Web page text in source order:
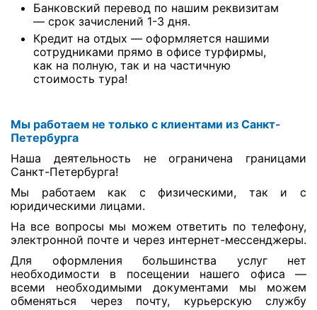
Банковский перевод по нашим реквизитам
— срок зачислений 1-3 дня.
Кредит на отдых — оформляется нашими
сотрудниками прямо в офисе турфирмы,
как на полную, так и на частичную
стоимость тура!
Мы работаем не только с клиентами из Санкт-
Петербурга
Наша деятельность не ограничена границами
Санкт-Петербурга!
Мы работаем как с физическими, так и с
юридическими лицами.
На все вопросы мы можем ответить по телефону,
электронной почте и через интернет-мессенджеры.
Для оформления большинства услуг нет
необходимости в посещении нашего офиса —
всеми необходимыми документами мы можем
обменяться через почту, курьерскую службу